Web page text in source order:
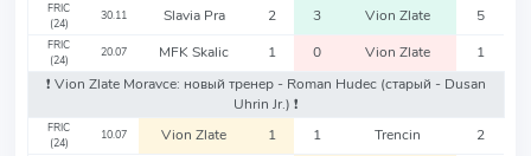
FRIC
(24)
30.11 Slavia Pra 2 3 Vion Zlate 5
FRIC
(24)
20.07 MFK Skalic 1 0 Vion Zlate
1
❗️ Vion Zlate Moravce: новый тренер - Roman Hudec (старый - Dusan
Uhrin Jr.) ❗️
FRIC
(24)
10.07 Vion Zlate 1 1 Trencin 2